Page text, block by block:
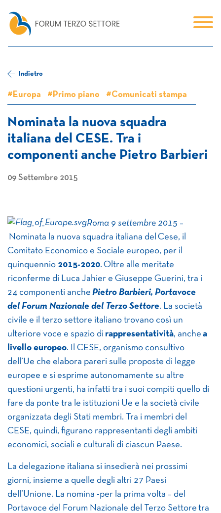
Indietro
#Europa #Primo piano #Comunicati stampa
Nominata la nuova squadra
italiana del CESE. Tra i
componenti anche Pietro Barbieri
09 Settembre 2015
Roma 9 settembre 2015 –
Nominata la nuova squadra italiana del Cese, il
Comitato Economico e Sociale europeo, per il
quinquennio 2015-2020. Oltre alle meritate
riconferme di Luca Jahier e Giuseppe Guerini, tra i
24 componenti anche Pietro Barbieri, Portavoce
del Forum Nazionale del Terzo Settore. La società
civile e il terzo settore italiano trovano così un
ulteriore voce e spazio di rappresentatività, anche a
livello europeo. Il CESE, organismo consultivo
dell’Ue che elabora pareri sulle proposte di legge
europee e si esprime autonomamente su altre
questioni urgenti, ha infatti tra i suoi compiti quello di
fare da ponte tra le istituzioni Ue e la società civile
organizzata degli Stati membri. Tra i membri del
CESE, quindi, figurano rappresentanti degli ambiti
economici, sociali e culturali di ciascun Paese.
La delegazione italiana si insedierà nei prossimi
giorni, insieme a quelle degli altri 27 Paesi
dell’Unione. La nomina -per la prima volta – del
Portavoce del Forum Nazionale del Terzo Settore tra